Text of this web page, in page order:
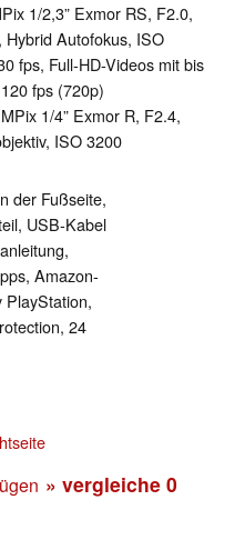
1/2,3” Exmor RS, F2.0,
Hybrid Autofokus, ISO
fps, Full-HD-Videos mit bis
fps (720p)
1/4” Exmor R, F2.4,
ISO 3200
der Fußseite,
USB-Kabel
Amazon-
PlayStation,
24
» vergleiche 0